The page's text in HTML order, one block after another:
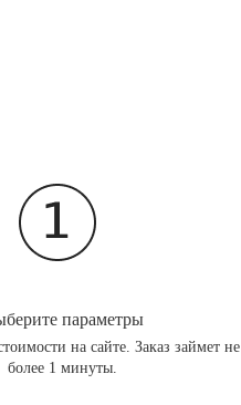
параметры
на сайте. Заказ займет не
более 1 минуты.